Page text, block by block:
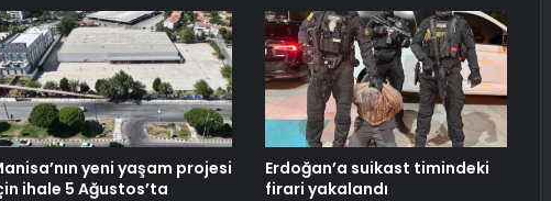
yeni yaşam projesi
ihale 5 Ağustos’ta
Erdoğan’a suikast timindeki
firari yakalandı